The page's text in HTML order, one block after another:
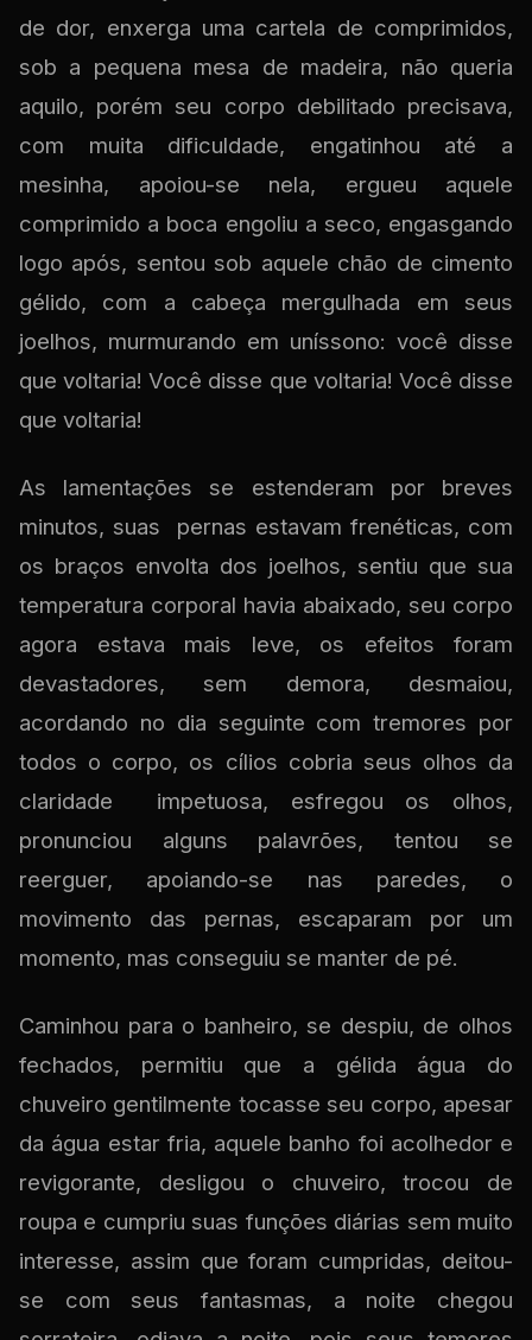
de dor, enxerga uma cartela de comprimidos,
sob a pequena mesa de madeira, não queria
aquilo, porém seu corpo debilitado precisava,
com muita dificuldade, engatinhou até a
mesinha, apoiou-se nela, ergueu aquele
comprimido a boca engoliu a seco, engasgando
logo após, sentou sob aquele chão de cimento
gélido, com a cabeça mergulhada em seus
joelhos, murmurando em uníssono: você disse
que voltaria! Você disse que voltaria! Você disse
que voltaria!
As lamentações se estenderam por breves
minutos, suas pernas estavam frenéticas, com
os braços envolta dos joelhos, sentiu que sua
temperatura corporal havia abaixado, seu corpo
agora estava mais leve, os efeitos foram
devastadores, sem demora, desmaiou,
acordando no dia seguinte com tremores por
todos o corpo, os cílios cobria seus olhos da
claridade impetuosa, esfregou os olhos,
pronunciou alguns palavrões, tentou se
reerguer, apoiando-se nas paredes, o
movimento das pernas, escaparam por um
momento, mas conseguiu se manter de pé.
Caminhou para o banheiro, se despiu, de olhos
fechados, permitiu que a gélida água do
chuveiro gentilmente tocasse seu corpo, apesar
da água estar fria, aquele banho foi acolhedor e
revigorante, desligou o chuveiro, trocou de
roupa e cumpriu suas funções diárias sem muito
interesse, assim que foram cumpridas, deitou-
se com seus fantasmas, a noite chegou